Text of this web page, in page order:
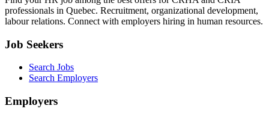
professionals in Quebec. Recruitment, organizational development,
labour relations. Connect with employers hiring in human resources.
Job Seekers
Search Jobs
Search Employers
Employers